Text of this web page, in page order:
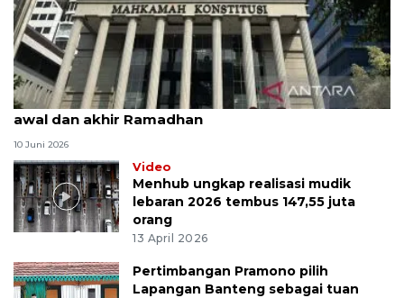
MK uji materi UU Peradilan Agama perihal isbat
awal dan akhir Ramadhan
10 Juni 2026
Video
Menhub ungkap realisasi mudik
lebaran 2026 tembus 147,55 juta
orang
13 April 2026
Pertimbangan Pramono pilih
Lapangan Banteng sebagai tuan